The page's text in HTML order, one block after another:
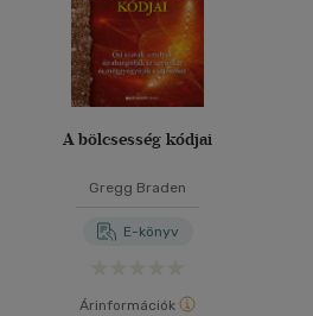
A bölcsesség kódjai
Gregg Braden
E-könyv
Árinformációk